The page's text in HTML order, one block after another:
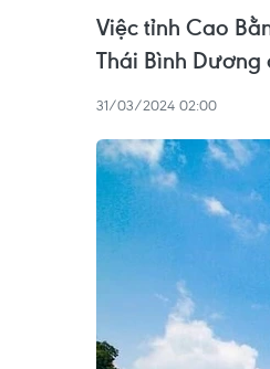
Việc tỉnh Cao
Thái Bình
31/03/2024 02:00